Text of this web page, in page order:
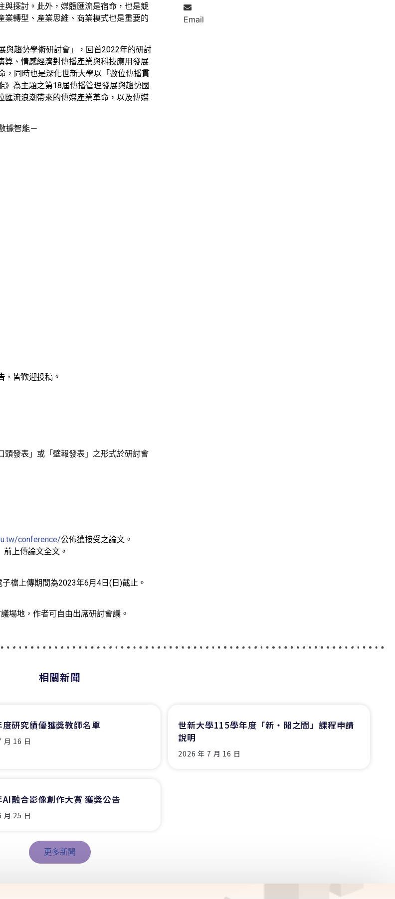
與探討。此外，媒體匯流是宿命，也是競
轉型、產業思維、商業模式也是重要的
與趨勢學術研討會」，回首2022年的研討
算、情感經濟對傳播產業與科技應用發展
，同時也是深化世新大學以「數位傳播貫
為主題之第18屆傳播管理發展與趨勢國
匯流浪潮帶來的傳媒產業革命，以及傳媒
據智能－
，皆歡迎投稿。
頭發表」或「壁報發表」之形式於研討會
conference/公佈獲接受之論文。
前上傳論文全文。
檔上傳期間為2023年6月4日(日)截止。
場地，作者可自由出席研討會議。
Email
相關新聞
研究績優獲獎教師名單
月 16 日
世新大學115學年度「新‧聞之間」課程申請
說明
2026 年 7 月 16 日
融合影像創作大賞 獲獎公告
月 25 日
更多新聞